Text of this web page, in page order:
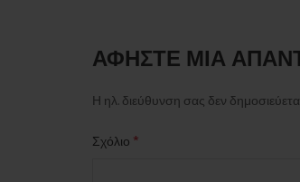
ΑΦΉΣΤΕ ΜΙΑ
Η ηλ. διεύθυνση σας δεν
Σχόλιο *